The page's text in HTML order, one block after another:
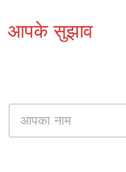
आपके सुझाव